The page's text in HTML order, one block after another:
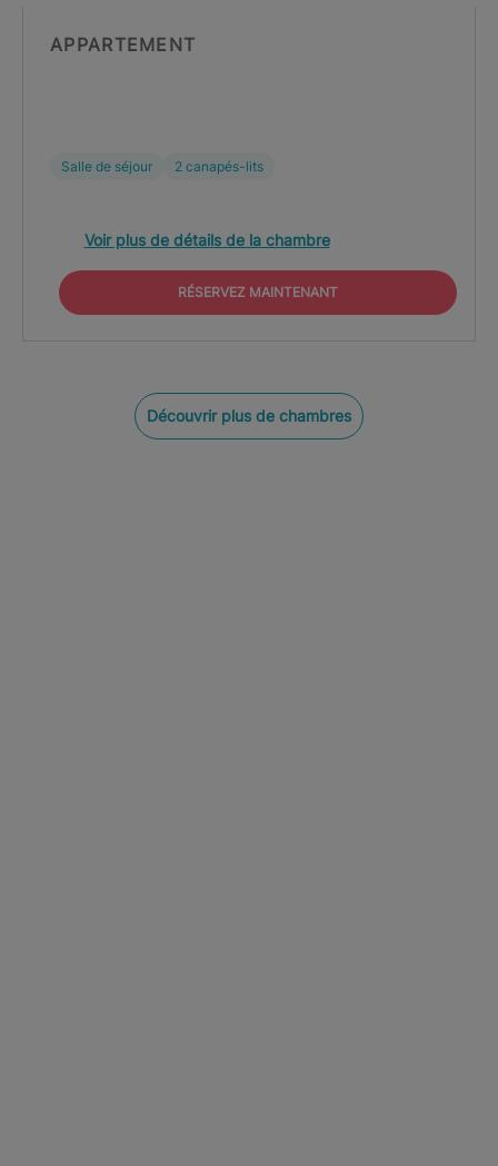
APPARTEMENT
Salle de séjour 2 canapés-lits
Voir plus de détails de la chambre
RÉSERVEZ MAINTENANT
Découvrir plus de chambres